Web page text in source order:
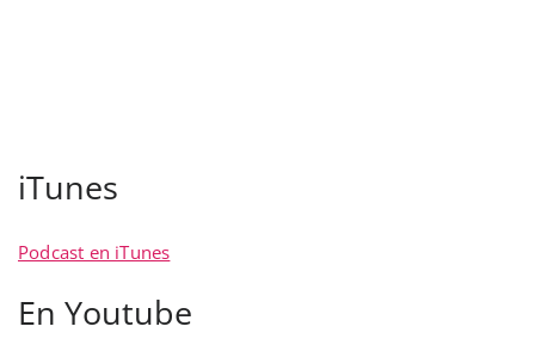
iTunes
Podcast en iTunes
En Youtube